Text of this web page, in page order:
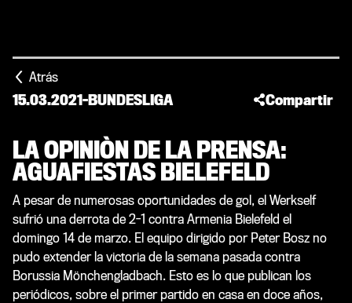
Atrás
15.03.2021-BUNDESLIGA Compartir
LA OPINIÒN DE LA PRENSA:
AGUAFIESTAS BIELEFELD
A pesar de numerosas oportunidades de gol, el Werkself
sufrió una derrota de 2-1 contra Armenia Bielefeld el
domingo 14 de marzo. El equipo dirigido por Peter Bosz no
pudo extender la victoria de la semana pasada contra
Borussia Mönchengladbach. Esto es lo que publican los
periódicos, sobre el primer partido en casa en doce años,